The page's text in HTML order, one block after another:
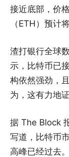
接近底部，价
（ETH）预计
渣打银行全球
示，比特币已
构依然强劲，
为，这有力地
据 The Block
写道，比特币
高峰已经过去。